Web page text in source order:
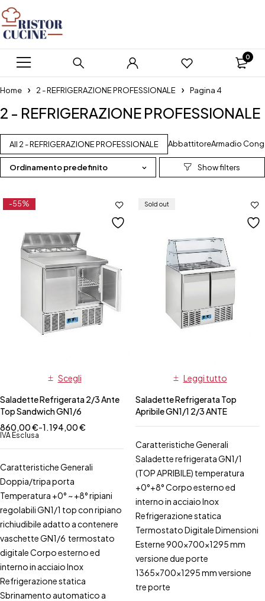
0
Home 2 - REFRIGERAZIONE PROFESSIONALE Pagina 4
2 - REFRIGERAZIONE PROFESSIONALE
All 2 - REFRIGERAZIONE PROFESSIONALE AbbattitoreArmadio
Ordinamento predefinito
-55%
Scegli
Saladette Refrigerata 2/3 Ante
Top Sandwich GN1/6
860,00€-1.194,00€
IVA Esclusa
Caratteristiche Generali
Doppia/tripa porta
Temperatura +0° ~ +8° ripiani
regolabili GN1/1 top con ripiano
richiudibile adatto a contenere
vaschette GN1/6 termostato
digitale Corpo esterno ed
interno in acciaio Inox
Refrigerazione statica
Sbrinamento automatico a
Sold out
Leggi tutto
Saladette Refrigerata Top
Apribile GN1/1 2/3 ANTE
Caratteristiche Generali
Saladette refrigerata GN1/1
(TOP APRIBILE) temperatura
+0°+8° Corpo esterno ed
interno in acciaio Inox
Refrigerazione statica
Termostato Digitale Dimensioni
Esterne 900x700x1295 mm
versione due porte
1365x700x1295 mm versione
tre porte